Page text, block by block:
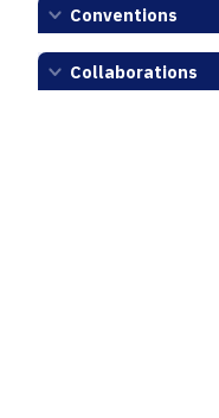
Conventions
Collaborations